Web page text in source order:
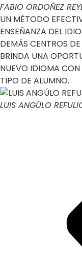
FABIO ORDOÑEZ
UN MÉTODO
ENSEÑANZA DEL
DEMÁS CENTROS
BRINDA UNA
NUEVO IDIOMA
TIPO DE ALUMNO.
LUIS ANGÚLO